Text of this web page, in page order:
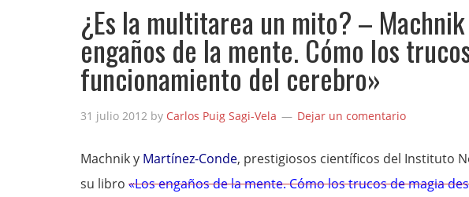
¿Es la multitarea un mito? –
engaños de la mente. Cómo los
funcionamiento del cerebro»
31 julio 2012 by Carlos Puig Sagi-Vela Dejar un comentario
Machnik y Martínez-Conde, prestigiosos científicos del Instituto
su libro «Los engaños de la mente. Cómo los trucos de magia